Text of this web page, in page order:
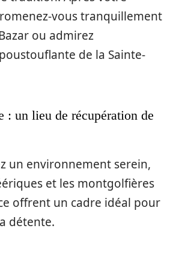
vous tranquillement
ou admirez
de la Sainte-
: un lieu de récupération de
un environnement serein,
et les montgolfières
offrent un cadre idéal pour
détente.